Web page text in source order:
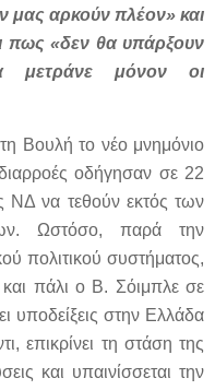
μας αρκούν πλέον» και
πως «δεν θα υπάρξουν
μετράνε μόνον οι
Βουλή το νέο μνημόνιο
οδήγησαν σε 22
ΝΔ να τεθούν εκτός των
Ωστόσο, παρά την
πολιτικού συστήματος,
και πάλι ο Β. Σόιμπλε σε
υποδείξεις στην Ελλάδα
επικρίνει τη στάση της
και υπαινίσσεται την